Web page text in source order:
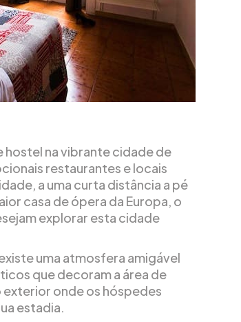
hostel na vibrante cidade de
restaurantes e locais
a uma curta distância a pé
casa de ópera da Europa, o
explorar esta cidade
uma atmosfera amigável
que decoram a área de
onde os hóspedes
estadia.